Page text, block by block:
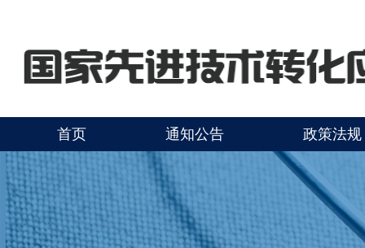
首页 通知公告 政策法规